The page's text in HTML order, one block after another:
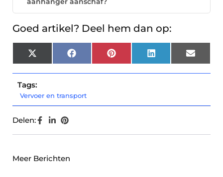
Goed artikel? Deel hem dan op:
X
(Twitter)
Facebook Pinterest LinkedIn Email
Tags:
Vervoer en transport
Delen:
Meer Berichten